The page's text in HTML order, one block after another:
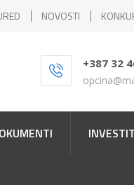
NOVOSTI
+387 32